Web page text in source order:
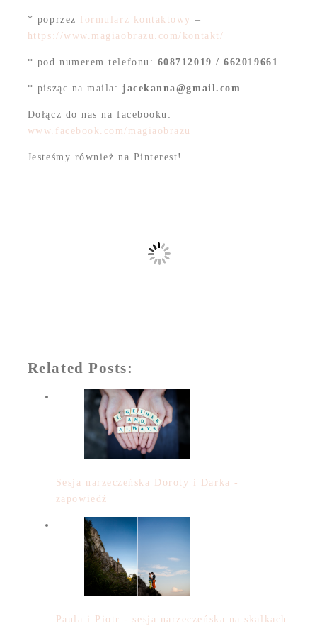
* poprzez formularz kontaktowy –
https://www.magiaobrazu.com/kontakt/
* pod numerem telefonu: 608712019 / 662019661
* pisząc na maila:jacekanna@gmail.com
Dołącz do nas na facebooku:
www.facebook.com/magiaobrazu
Jesteśmy również na Pinterest!
Related Posts:
Sesja narzeczeńska Doroty i Darka -
zapowiedź
Paula i Piotr - sesja narzeczeńska na skalkach